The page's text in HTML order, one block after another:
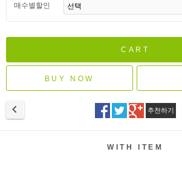
매수별할인
추천하기
WITH ITEM